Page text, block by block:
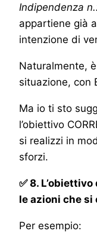
Indipendenza
appartiene già
intenzione di
Naturalmente,
situazione, con
Ma io ti sto
l’obiettivo
si realizzi in
sforzi.
✅ 8.
le azioni che si
Per esempio: